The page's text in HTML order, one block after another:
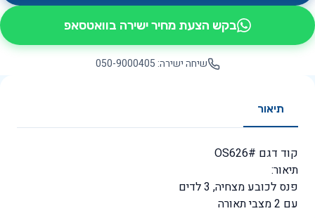
בקש הצעת מחיר ישירה בוואטסאפ
שיחה ישירה: 050-9000405
תיאור
קוד דגם #OS626
תיאור:
פנס לכובע מצחיה, 3 לדים
עם 2 מצבי תאורה